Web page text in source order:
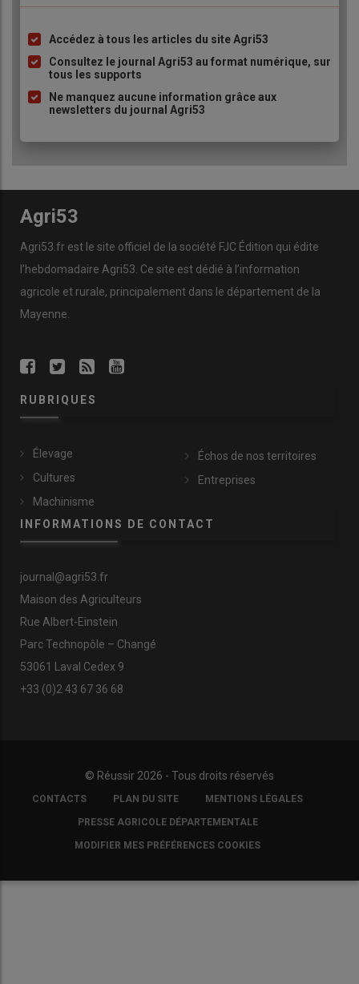
Liste
à
puce
Accédez à tous les articles du site Agri53
Consultez le journal Agri53 au format numérique, sur
tous les supports
Ne manquez aucune information grâce aux
newsletters du journal Agri53
Agri53
Agri53.fr est le site officiel de la société FJC Édition qui édite
l’hebdomadaire Agri53. Ce site est dédié à l’information
agricole et rurale, principalement dans le département de la
Mayenne.
RUBRIQUES
Élevage
Cultures
Machinisme
Échos de nos territoires
Entreprises
INFORMATIONS DE CONTACT
journal@agri53.fr
Maison des Agriculteurs
Rue Albert-Einstein
Parc Technopôle – Changé
53061 Laval Cedex 9
+33 (0)2 43 67 36 68
© Réussir 2026 - Tous droits réservés
FOOTER
COPYRIGHT
CONTACTS PLAN DU SITE MENTIONS LÉGALES
PRESSE AGRICOLE DÉPARTEMENTALE
MODIFIER MES PRÉFÉRENCES COOKIES